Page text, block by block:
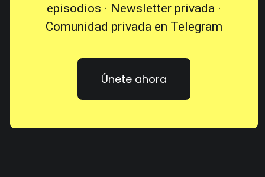
episodios · Newsletter privada ·
Comunidad privada en Telegram
Únete ahora